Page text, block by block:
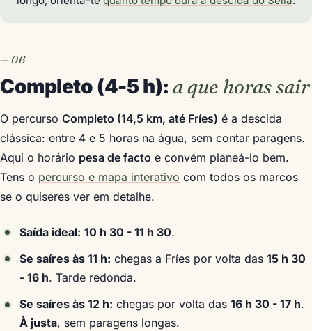
Completo (4-5 h):a que horas sair
O percurso Completo (14,5 km, até Fríes) é a descida
clássica: entre 4 e 5 horas na água, sem contar paragens.
Aqui o horário pesa de facto e convém planeá-lo bem.
Tens o percurso e mapa interativo com todos os marcos
se o quiseres ver em detalhe.
Saída ideal: 10 h 30 - 11 h 30.
Se saíres às 11 h: chegas a Fríes por volta das 15 h 30
- 16 h. Tarde redonda.
Se saíres às 12 h: chegas por volta das 16 h 30 - 17 h.
À justa, sem paragens longas.